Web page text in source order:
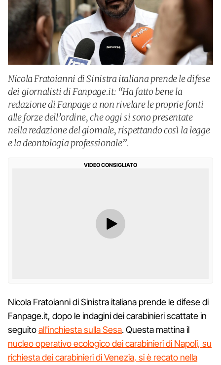
Nicola Fratoianni di Sinistra italiana prende le difese
dei giornalisti di Fanpage.it: “Ha fatto bene la
redazione di Fanpage a non rivelare le proprie fonti
alle forze dell’ordine, che oggi si sono presentate
nella redazione del giornale, rispettando così la legge
e la deontologia professionale”.
VIDEO CONSIGLIATO
Nicola Fratoianni di Sinistra italiana prende le difese di
Fanpage.it, dopo le indagini dei carabinieri scattate in
seguitoall'inchiesta sulla Sesa. Questa mattina il
nucleo operativo ecologico dei carabinieri di Napoli, su
richiesta dei carabinieri di Venezia, si è recato nella